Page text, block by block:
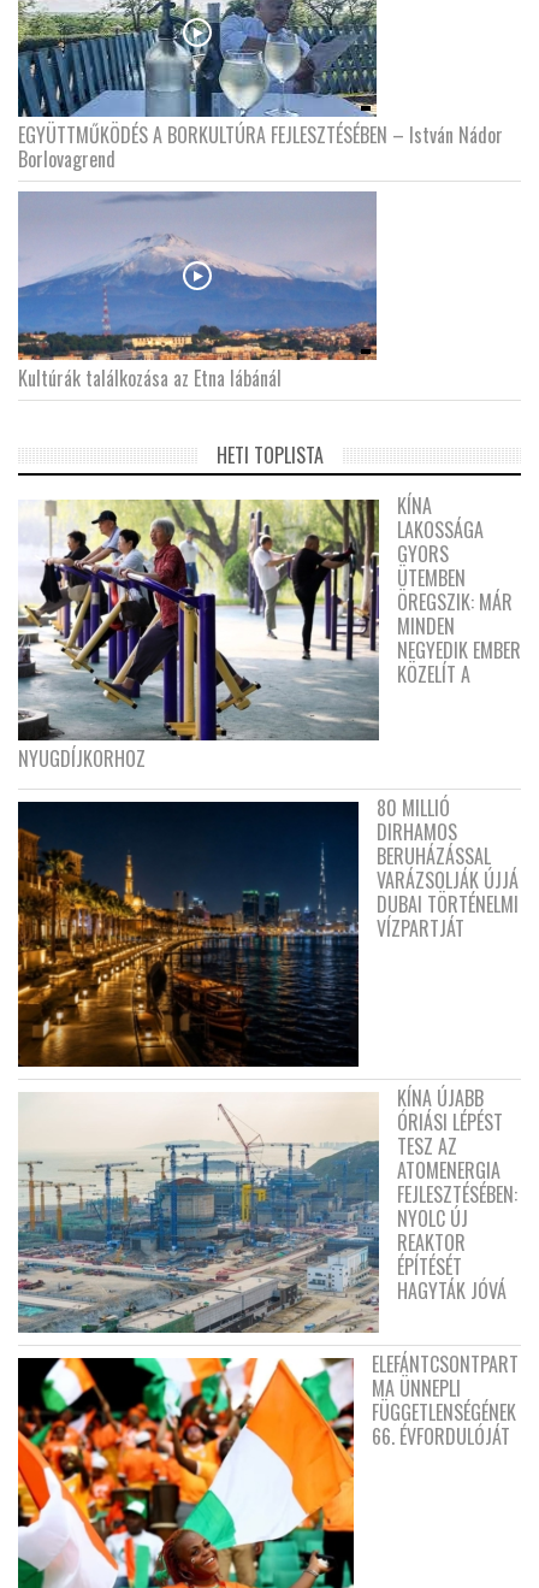
EGYÜTTMŰKÖDÉS A BORKULTÚRA FEJLESZTÉSÉBEN – István Nádor
Borlovagrend
Kultúrák találkozása az Etna lábánál
HETI TOPLISTA
KÍNA
LAKOSSÁGA
GYORS
ÜTEMBEN
ÖREGSZIK: MÁR
MINDEN
NEGYEDIK EMBER
KÖZELÍT A
NYUGDÍJKORHOZ
80 MILLIÓ
DIRHAMOS
BERUHÁZÁSSAL
VARÁZSOLJÁK ÚJJÁ
DUBAI TÖRTÉNELMI
VÍZPARTJÁT
KÍNA ÚJABB
ÓRIÁSI LÉPÉST
TESZ AZ
ATOMENERGIA
FEJLESZTÉSÉBEN:
NYOLC ÚJ
REAKTOR
ÉPÍTÉSÉT
HAGYTÁK JÓVÁ
ELEFÁNTCSONTPART
MA ÜNNEPLI
FÜGGETLENSÉGÉNEK
66. ÉVFORDULÓJÁT